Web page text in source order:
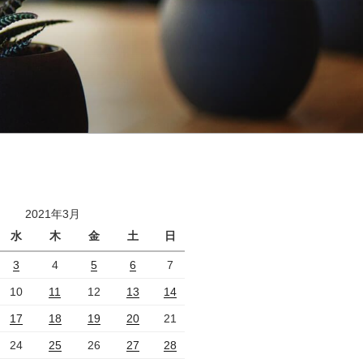
2021年3月
水
木 金 土 日
3 4 5 6 7
10 11 12 13 14
17 18 19 20 21
24 25 26 27 28